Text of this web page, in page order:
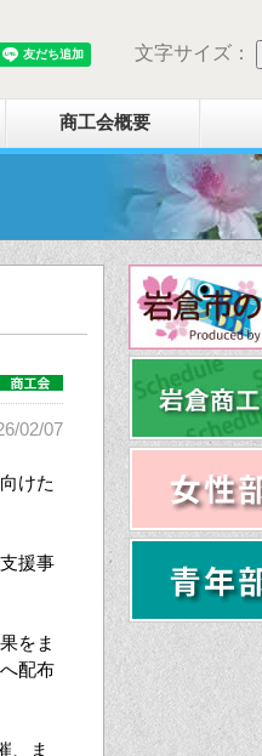
文字サイズ：
商工会概要
02/07
けた
援事
をま
配布
、ま